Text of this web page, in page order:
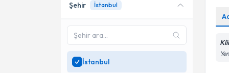
Online danışmanlık sunan
Sadeceİstanbul
uzman ara
Şehir İstanbul
İstanbul